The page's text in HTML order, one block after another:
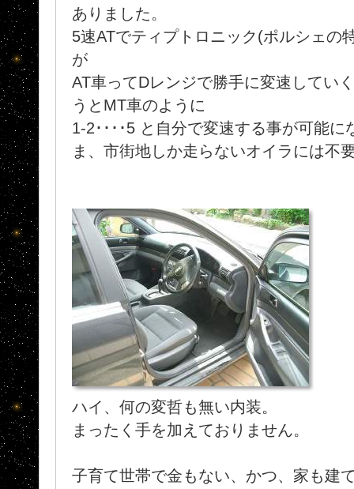
ありました。
5速ATでティプトロニック(ポルシェの
が
AT車ってDレンジで勝手に変速してい
うとMT車のように
1-2････5 と自分で変速する事が可能に
ま、市街地しか走らないオイラには不
ハイ、何の変哲も無い内装。
まったく手を加えておりません。
子育て世帯で金もない、かつ、家も建